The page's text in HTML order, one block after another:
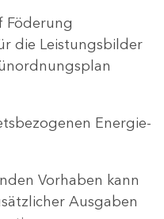
Föderung
die Leistungsbilder
Energie-
Vorhaben kann
Ausgaben